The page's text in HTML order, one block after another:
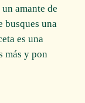
amante de
busques una
es una
más y pon